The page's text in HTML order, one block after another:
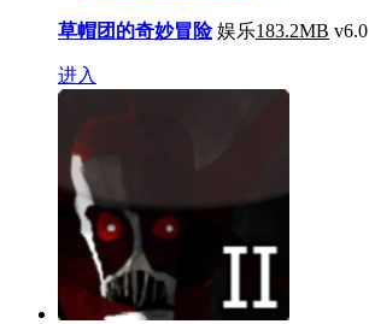
草帽团的奇妙冒险 娱乐183.2MB v6.0
进入